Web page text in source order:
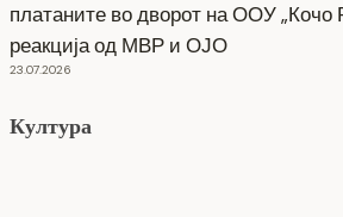
платаните во дворот на ООУ „Кочо
реакција од МВР и ОЈО
23.07.2026
Култура